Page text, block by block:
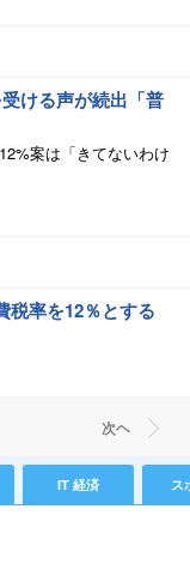
ける声が続出「普
案は「きてないわけ
税率を12％とする
次ヘ
IT 経済 ス